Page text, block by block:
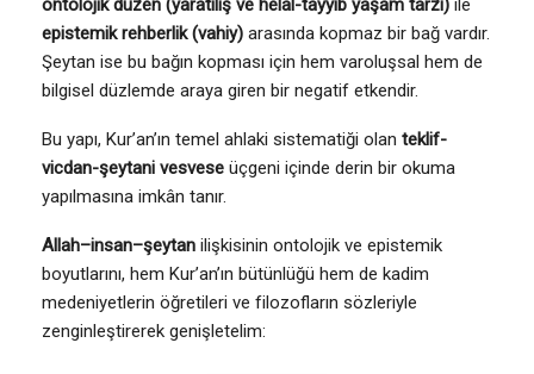
ontolojik düzen (yaratılış ve helal-tayyib yaşam tarzı) ile
epistemik rehberlik (vahiy) arasında kopmaz bir bağ vardır.
Şeytan ise bu bağın kopması için hem varoluşsal hem de
bilgisel düzlemde araya giren bir negatif etkendir.
Bu yapı, Kur’an’ın temel ahlaki sistematiği olan teklif-
vicdan-şeytani vesvese üçgeni içinde derin bir okuma
yapılmasına imkân tanır.
Allah–insan–şeytan ilişkisinin ontolojik ve epistemik
boyutlarını, hem Kur’an’ın bütünlüğü hem de kadim
medeniyetlerin öğretileri ve filozofların sözleriyle
zenginleştirerek genişletelim: